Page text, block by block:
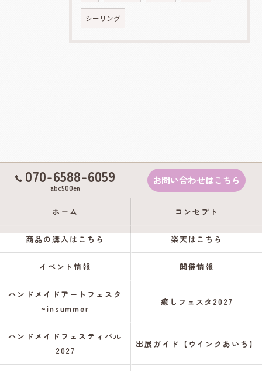
シーリング
070-6588-6059
abc500en
お問い合わせはこちら
ホーム コンセプト
商品の購入はこちら 楽天はこちら
イベント情報 開催情報
ハンドメイドアートフェスタ
~insummer
癒しフェスタ2027
ハンドメイドフェスティバル
2027
出展ガイド【ウインクあいち】